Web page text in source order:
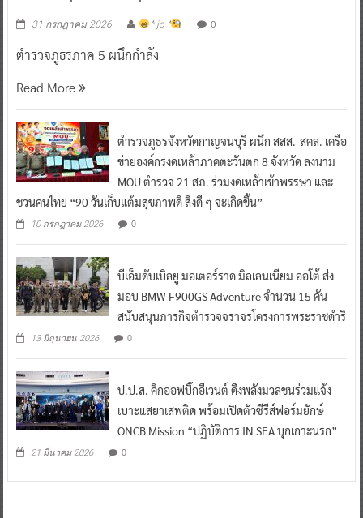
31 กรกฎาคม 2026 ^ jo ^ 0
ตำรวจภูธรภาค 5 ผนึกกำลัง
Read More
ตำรวจภูธรจังหวัดกาญจนบุรี ผนึก สสส.-สคล. เครือ
ข่ายองค์กรงดเหล้าภาคตะวันตก 8 จังหวัด ลงนาม
MOU ตำรวจ 21 สภ. ร่วมงดเหล้าเข้าพรรษา และ
ชวนคนไทย “90 วันเก็บแต้มสุขภาพดี สิ่งดี ๆ จะเกิดขึ้น”
10 กรกฎาคม 2026 0
บีเอ็มดับเบิลยู มอเตอร์ราด มิลเลนเนียม ออโต้ ส่ง
มอบ BMW F900GS Adventure จำนวน 15 คัน
สนับสนุนภารกิจตำรวจจราจรโครงการพระราชดำริ
13 มิถุนายน 2026 0
ป.ป.ส. คิกออฟบิ๊กอีเวนต์ ดึงพลังมวลชนร่วมแจ้ง
เบาะแสยาเสพติด พร้อมเปิดตัวซีรีส์ฟอร์มยักษ์
ONCB Mission “ปฏิบัติการ IN SEA บุกเกาะนรก”
21 มีนาคม 2026 0